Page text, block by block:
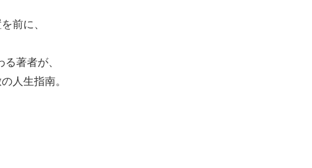
前に、
著者が、
人生指南。